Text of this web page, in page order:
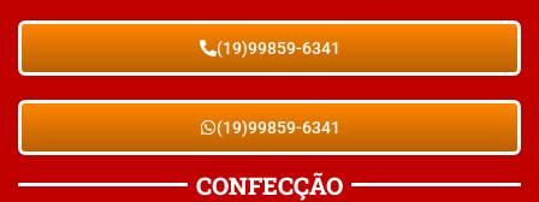
(19)99859-6341
(19)99859-6341
CONFECÇÃO